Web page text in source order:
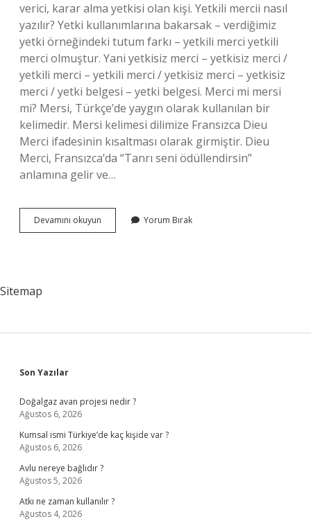
verici, karar alma yetkisi olan kişi. Yetkili mercii nasıl
yazılır? Yetki kullanımlarına bakarsak – verdiğimiz
yetki örneğindeki tutum farkı – yetkili merci yetkili
merci olmuştur. Yani yetkisiz merci – yetkisiz merci /
yetkili merci – yetkili merci / yetkisiz merci – yetkisiz
merci / yetki belgesi – yetki belgesi. Merci mi mersi
mi? Mersi, Türkçe’de yaygın olarak kullanılan bir
kelimedir. Mersi kelimesi dilimize Fransızca Dieu
Merci ifadesinin kısaltması olarak girmiştir. Dieu
Merci, Fransızca’da “Tanrı seni ödüllendirsin”
anlamına gelir ve…
Devamını okuyun
Mi
Yorum Bırak
Sitemap
Sidebar
Son Yazılar
Doğalgaz avan projesi nedir ?
Ağustos 6, 2026
Kumsal ismi Türkiye’de kaç kişide var ?
Ağustos 6, 2026
Avlu nereye bağlıdır ?
Ağustos 5, 2026
Atkı ne zaman kullanılır ?
Ağustos 4, 2026